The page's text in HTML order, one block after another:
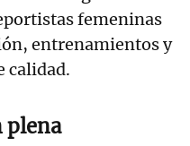
femeninas
entrenamientos y
calidad.
plena